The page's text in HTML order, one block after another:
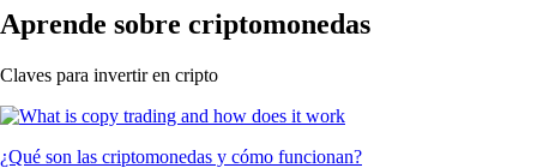
Aprende sobre criptomonedas
Claves para invertir en cripto
¿Qué son las criptomonedas y cómo funcionan?